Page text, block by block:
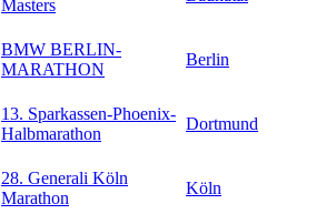
Masters
BMW BERLIN-
MARATHON
Berlin
13. Sparkassen-Phoenix-
Halbmarathon
Dortmund
28. Generali Köln
Marathon
Köln